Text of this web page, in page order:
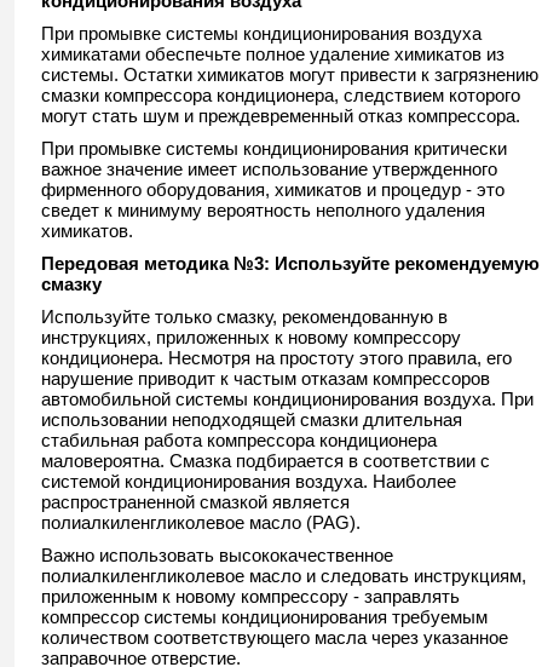
При промывке системы кондиционирования воздуха
химикатами обеспечьте полное удаление химикатов из
системы. Остатки химикатов могут привести к загрязнению
смазки компрессора кондиционера, следствием которого
могут стать шум и преждевременный отказ компрессора.
При промывке системы кондиционирования критически
важное значение имеет использование утвержденного
фирменного оборудования, химикатов и процедур - это
сведет к минимуму вероятность неполного удаления
химикатов.
Передовая методика №3: Используйте рекомендуемую
смазку
Используйте только смазку, рекомендованную в
инструкциях, приложенных к новому компрессору
кондиционера. Несмотря на простоту этого правила, его
нарушение приводит к частым отказам компрессоров
автомобильной системы кондиционирования воздуха. При
использовании неподходящей смазки длительная
стабильная работа компрессора кондиционера
маловероятна. Смазка подбирается в соответствии с
системой кондиционирования воздуха. Наиболее
распространенной смазкой является
полиалкиленгликолевое масло (PAG).
Важно использовать высококачественное
полиалкиленгликолевое масло и следовать инструкциям,
приложенным к новому компрессору - заправлять
компрессор системы кондиционирования требуемым
количеством соответствующего масла через указанное
заправочное отверстие.